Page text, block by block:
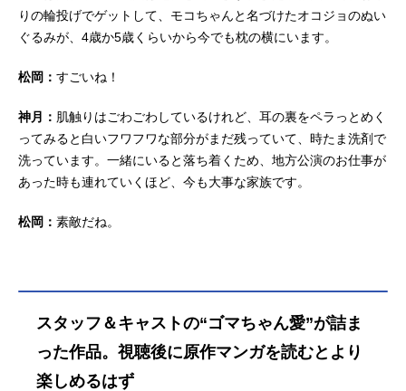
りの輪投げでゲットして、モコちゃんと名づけたオコジョのぬい
ぐるみが、4歳か5歳くらいから今でも枕の横にいます。
松岡： すごいね！
神月： 肌触りはごわごわしているけれど、耳の裏をペラっとめく
ってみると白いフワフワな部分がまだ残っていて、時たま洗剤で
洗っています。一緒にいると落ち着くため、地方公演のお仕事が
あった時も連れていくほど、今も大事な家族です。
松岡： 素敵だね。
スタッフ＆キャストの“ゴマちゃん愛”が詰ま
った作品。視聴後に原作マンガを読むとより
楽しめるはず